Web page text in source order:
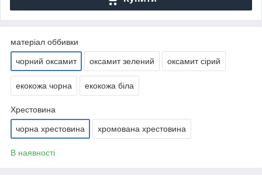
матеріал оббивки
чорний оксамит оксамит зелений оксамит сірий
екокожа чорна екокожа біла
Хрестовина
чорна хрестовина хромована хрестовина
В наявності